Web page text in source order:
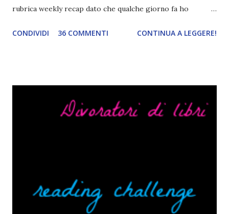
rubrica weekly recap dato che qualche giorno fa ho
troppo creare un nuovo banner xD Nella puntata di oggi vi
RAGAZZI nei libri hanno i capelli arruffati. Vabbè, c'è crisi, il
dei libri sono dei grandi lettori, fatto sta che io non ho mai
trovato una scena in ...
CONDIVIDI 36 COMMENTI CONTINUA A LEGGERE!